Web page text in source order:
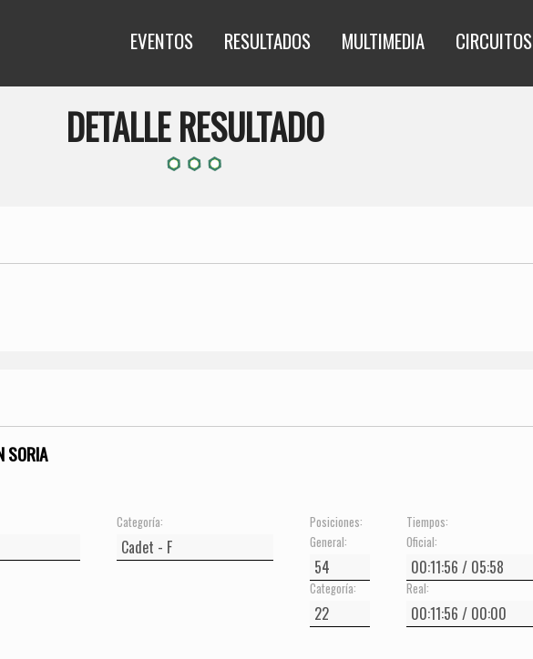
EVENTOS RESULTADOS MULTIMEDIA CIRCUITOS
DETALLE RESULTADO
SORIA
Categoría:
Posiciones:
General:
Categoría:
Tiempos:
Oficial:
Real: